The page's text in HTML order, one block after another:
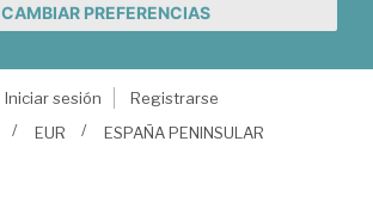
CAMBIAR PREFERENCIAS
Iniciar sesión
Registrarse
EUR ESPAÑA PENINSULAR